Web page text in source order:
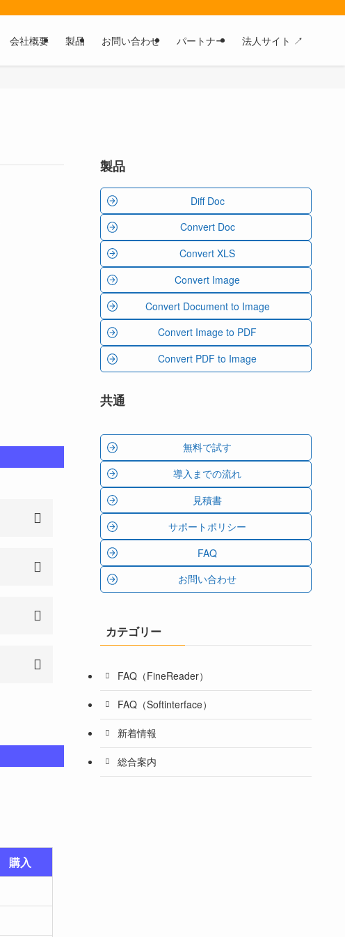
会社概要 製品 お問い合わせ パートナー 法人サイト ↗
購入
製品
Diff Doc
Convert Doc
Convert XLS
Convert Image
Convert Document to Image
Convert Image to PDF
Convert PDF to Image
共通
無料で試す
導入までの流れ
見積書
サポートポリシー
FAQ
お問い合わせ
カテゴリー
FAQ（FineReader）
FAQ（Softinterface）
新着情報
総合案内